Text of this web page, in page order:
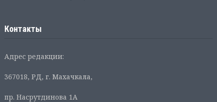
Контакты
Адрес редакции:
367018, РД, г. Махачкала,
пр. Насрутдинова 1А